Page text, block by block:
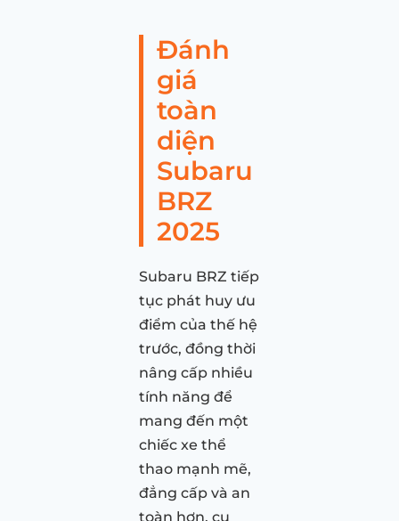
Đánh
giá
toàn
diện
Subaru
BRZ
2025
Subaru BRZ tiếp
tục phát huy ưu
điểm của thế hệ
trước, đồng thời
nâng cấp nhiều
tính năng để
mang đến một
chiếc xe thể
thao mạnh mẽ,
đẳng cấp và an
toàn hơn, cụ